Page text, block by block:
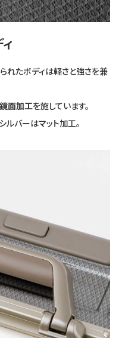
れたボディは軽さと強さを兼
鏡面加工を施しています。
ルバーはマット加工。